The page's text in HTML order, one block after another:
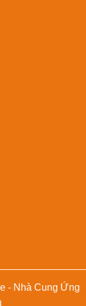
- Nhà Cung Ứng